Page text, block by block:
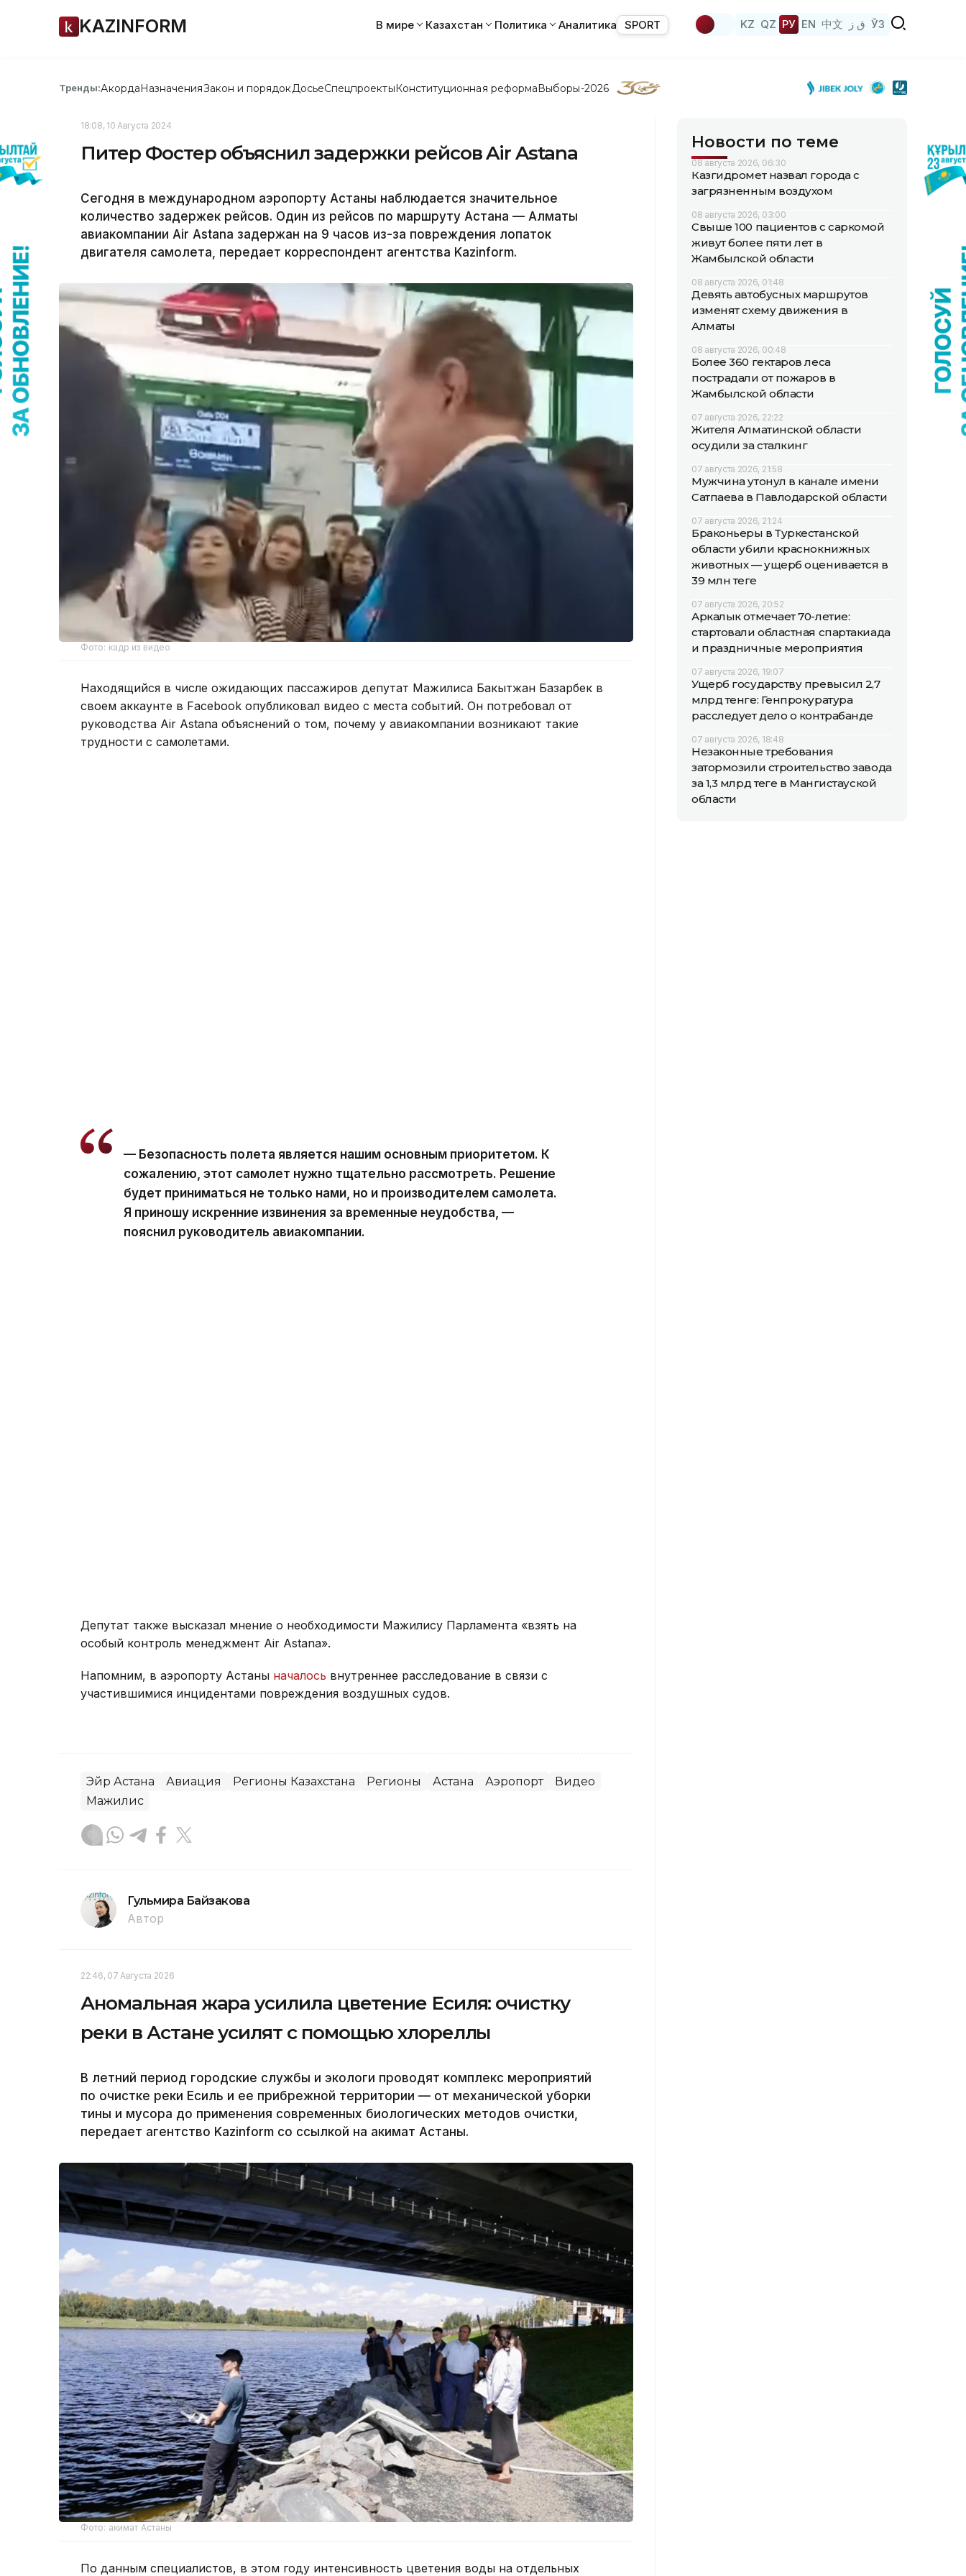
KAZINFORM В мире Казахстан Политика Аналитика SPORT KZ QZ РУ EN 中文 ق ز ЎЗ
Тренды:АкордаНазначенияЗакон и порядок ДосьеСпецпроектыКонституционная реформаВыборы-2026
18:08, 10 Августа 2024
Питер Фостер объяснил задержки рейсов Air Astana
Сегодня в международном аэропорту Астаны наблюдается значительное
количество задержек рейсов. Один из рейсов по маршруту Астана — Алматы
авиакомпании Air Astana задержан на 9 часов из-за повреждения лопаток
двигателя самолета, передает корреспондент агентства Kazinform.
Фото: кадр из видео
Находящийся в числе ожидающих пассажиров депутат Мажилиса Бакытжан Базарбек в
своем аккаунте в Facebook опубликовал видео с места событий. Он потребовал от
руководства Air Astana объяснений о том, почему у авиакомпании возникают такие
трудности с самолетами.
— Безопасность полета является нашим основным приоритетом. К
сожалению, этот самолет нужно тщательно рассмотреть. Решение
будет приниматься не только нами, но и производителем самолета.
Я приношу искренние извинения за временные неудобства, —
пояснил руководитель авиакомпании.
Депутат также высказал мнение о необходимости Мажилису Парламента «взять на
особый контроль менеджмент Air Astana».
Напомним, в аэропорту Астаны началось внутреннее расследование в связи с
участившимися инцидентами повреждения воздушных судов.
Эйр Астана Авиация Регионы Казахстана Регионы Астана Аэропорт
Видео
Мажилис
Гульмира Байзакова
Автор
22:46, 07 Августа 2026
Аномальная жара усилила цветение Есиля: очистку
реки в Астане усилят с помощью хлореллы
В летний период городские службы и экологи проводят комплекс мероприятий
по очистке реки Есиль и ее прибрежной территории — от механической уборки
тины и мусора до применения современных биологических методов очистки,
передает агентство Kazinform со ссылкой на акимат Астаны.
Фото: акимат Астаны
По данным специалистов, в этом году интенсивность цветения воды на отдельных
Новости по теме
08 августа 2026, 06:30
Казгидромет назвал города с
загрязненным воздухом
08 августа 2026, 03:00
Свыше 100 пациентов с саркомой
живут более пяти лет в
Жамбылской области
08 августа 2026, 01:48
Девять автобусных маршрутов
изменят схему движения в
Алматы
08 августа 2026, 00:48
Более 360 гектаров леса
пострадали от пожаров в
Жамбылской области
07 августа 2026, 22:22
Жителя Алматинской области
осудили за сталкинг
07 августа 2026, 21:58
Мужчина утонул в канале имени
Сатпаева в Павлодарской области
07 августа 2026, 21:24
Браконьеры в Туркестанской
области убили краснокнижных
животных — ущерб оценивается в
39 млн теңге
07 августа 2026, 20:52
Аркалык отмечает 70-летие:
стартовали областная спартакиада
и праздничные мероприятия
07 августа 2026, 19:07
Ущерб государству превысил 2,7
млрд тенге: Генпрокуратура
расследует дело о контрабанде
07 августа 2026, 18:48
Незаконные требования
затормозили строительство завода
за 1,3 млрд теңге в Мангистауской
области